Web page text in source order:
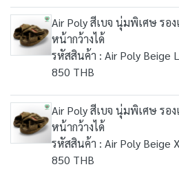
Air Poly สีเบจ นุ่มพิเศษ รอ
หน้ากว้างได้
รหัสสินค้า : Air Poly Beige L
850 THB
Air Poly สีเบจ นุ่มพิเศษ รอ
หน้ากว้างได้
รหัสสินค้า : Air Poly Beige
850 THB